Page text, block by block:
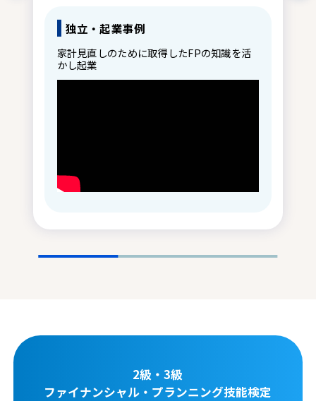
独立・起業事例
家計見直しのために取得したFPの知識を活
かし起業
2級・3級
ファイナンシャル・プランニング技能検定